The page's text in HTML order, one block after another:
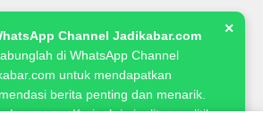
Channel Jadikabar.com
di WhatsApp Channel
untuk mendapatkan
berita penting dan menarik.
Lowongan Kerja, kriminalitas, politik,
✕